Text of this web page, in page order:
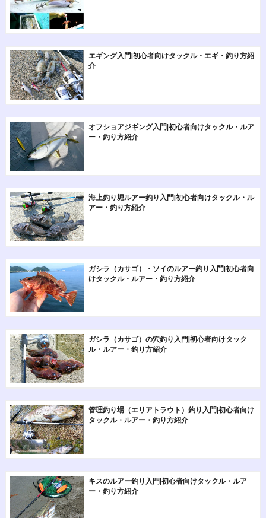
エギング入門|初心者向けタックル・エギ・釣り方紹
介
オフショアジギング入門|初心者向けタックル・ルア
ー・釣り方紹介
海上釣り堀ルアー釣り入門|初心者向けタックル・ル
アー・釣り方紹介
ガシラ（カサゴ）・ソイのルアー釣り入門|初心者向
けタックル・ルアー・釣り方紹介
ガシラ（カサゴ）の穴釣り入門|初心者向けタック
ル・ルアー・釣り方紹介
管理釣り場（エリアトラウト）釣り入門|初心者向け
タックル・ルアー・釣り方紹介
キスのルアー釣り入門|初心者向けタックル・ルア
ー・釣り方紹介